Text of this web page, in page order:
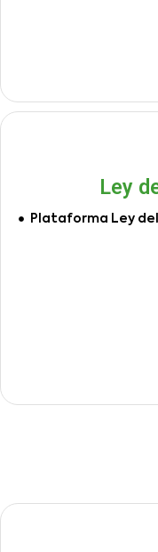
Ley
Plataforma Ley